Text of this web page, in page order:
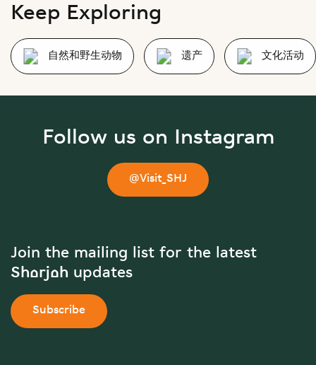
Keep Exploring
自然和野生动物 遗产 文化活动
Follow us on Instagram
@Visit_SHJ
Join the mailing list for the latest
Sharjah updates
Subscribe